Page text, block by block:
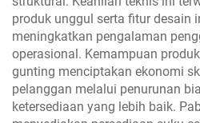
produk unggul serta fitur desain
meningkatkan pengalaman
operasional. Kemampuan
gunting menciptakan ekonomi
pelanggan melalui penurunan
ketersediaan yang lebih baik.